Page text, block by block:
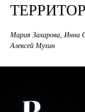
Мария Захарова, Инна
Алексей Мухин